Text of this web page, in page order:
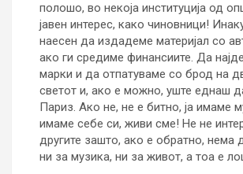
полошо, во некоја институција од
јавен интерес, како чиновници!
наесен да издадеме материјал со
ако ги средиме финансиите. Да
марки и да отпатуваме со брод на
светот и, ако е можно, уште еднаш
Париз. Ако не, не е битно, ја имаме
имаме себе си, живи сме! Не не
другите зашто, ако е обратно, нема
ни за музика, ни за живот, а тоа е